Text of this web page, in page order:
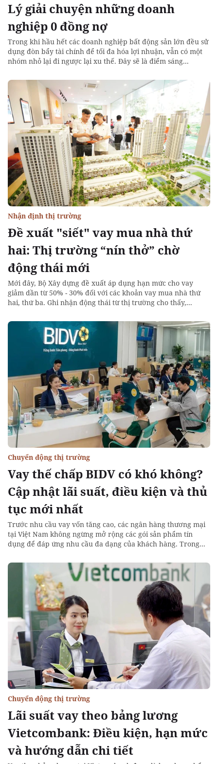
Lý giải chuyện những doanh
nghiệp 0 đồng nợ
Trong khi hầu hết các doanh nghiệp bất động sản lớn đều sử
dụng đòn bẩy tài chính để tối đa hóa lợi nhuận, vẫn có một
nhóm nhỏ lại đi ngược lại xu thế. Đây sẽ là điểm sáng...
Đề xuất "siết" vay mua nhà thứ
hai: Thị trường “nín thở” chờ
động thái mới
Nhận định thị trường
Mới đây, Bộ Xây dựng đề xuất áp dụng hạn mức cho vay
giảm dần từ 50% - 30% đối với các khoản vay mua nhà thứ
hai, thứ ba. Ghi nhận động thái từ thị trường cho thấy,...
Vay thế chấp BIDV có khó không?
Cập nhật lãi suất, điều kiện và thủ
tục mới nhất
Chuyển động thị trường
Trước nhu cầu vay vốn tăng cao, các ngân hàng thương mại
tại Việt Nam không ngừng mở rộng các gói sản phẩm tín
dụng để đáp ứng nhu cầu đa dạng của khách hàng. Trong...
Lãi suất vay theo bảng lương
Vietcombank: Điều kiện, hạn mức
và hướng dẫn chi tiết
Chuyển động thị trường